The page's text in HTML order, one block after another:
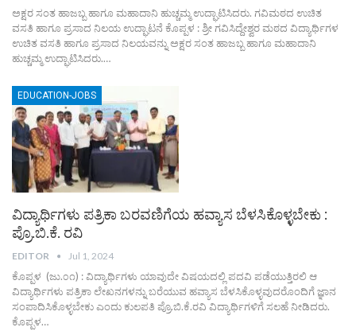
ಅಕ್ಷರ ಸಂತ ಹಾಜಬ್ಬ ಹಾಗೂ ಮಹಾದಾನಿ ಹುಚ್ಚಮ್ಮ ಉದ್ಘಾಟಿಸಿದರು. ಗವಿಮಠದ ಉಚಿತ
ವಸತಿ ಹಾಗೂ ಪ್ರಸಾದ ನಿಲಯ ಉದ್ಘಾಟನೆ ಕೊಪ್ಪಳ : ಶ್ರೀ ಗವಿಸಿದ್ದೇಶ್ವರ ಮಠದ ವಿದ್ಯಾರ್ಥಿಗಳ
ಉಚಿತ ವಸತಿ ಹಾಗೂ ಪ್ರಸಾದ ನಿಲಯವನ್ನು ಅಕ್ಷರ ಸಂತ ಹಾಜಬ್ಬ ಹಾಗೂ ಮಹಾದಾನಿ
ಹುಚ್ಚಮ್ಮ ಉದ್ಘಾಟಿಸಿದರು.…
EDUCATION-JOBS
ವಿದ್ಯಾರ್ಥಿಗಳು ಪತ್ರಿಕಾ ಬರವಣಿಗೆಯ ಹವ್ಯಾಸ ಬೆಳಸಿಕೊಳ್ಳಬೇಕು :
ಪ್ರೊ.ಬಿ.ಕೆ. ರವಿ
EDITOR Jul 1, 2024
ಕೊಪ್ಪಳ (ಜು.೦೧) : ವಿದ್ಯಾರ್ಥಿಗಳು ಯಾವುದೇ ವಿಷಯದಲ್ಲಿ ಪದವಿ ಪಡೆಯುತ್ತಿರಲಿ ಆ
ವಿದ್ಯಾರ್ಥಿಗಳು ಪತ್ರಿಕಾ ಲೇಖನಗಳನ್ನು ಬರೆಯುವ ಹವ್ಯಾಸ ಬೆಳಸಿಕೊಳ್ಳವುದರೊಂದಿಗೆ ಜ್ಞಾನ
ಸಂಪಾದಿಸಿಕೊಳ್ಳಬೇಕು ಎಂದು ಕುಲಪತಿ ಪ್ರೊ.ಬಿ.ಕೆ.ರವಿ ವಿದ್ಯಾರ್ಥಿಗಳಿಗೆ ಸಲಹೆ ನೀಡಿದರು.
ಕೊಪ್ಪಳ…